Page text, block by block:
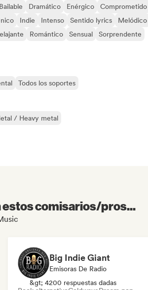
Bailable Dramático Enérgico
Comprometido
Indie Intenso Sentido lyrics
Melódico
Romántico Sensual
Sorprendente
Todos los soportes
/ Heavy metal
estos comisarios/pros...
Big Indie Giant
Emisoras De Radio
&gt; 4200 respuestas dadas